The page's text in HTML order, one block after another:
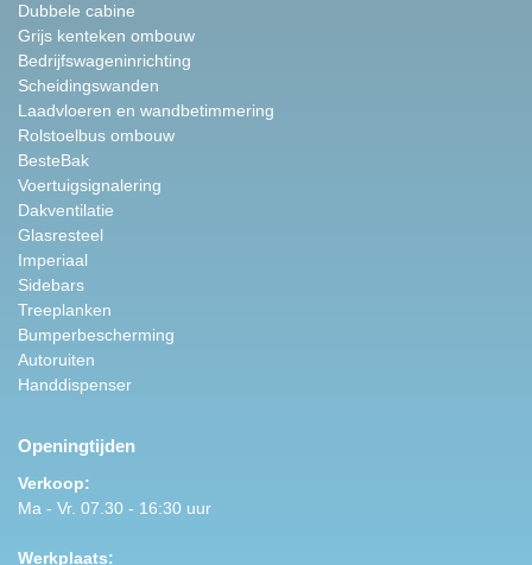
Dubbele cabine
Grijs kenteken ombouw
Bedrijfswageninrichting
Scheidingswanden
Laadvloeren en wandbetimmering
Rolstoelbus ombouw
BesteBak
Voertuigsignalering
Dakventilatie
Glasresteel
Imperiaal
Sidebars
Treeplanken
Bumperbescherming
Autoruiten
Handdispenser
Openingtijden
Verkoop:
Ma - Vr. 07.30 - 16:30 uur
Werkplaats: